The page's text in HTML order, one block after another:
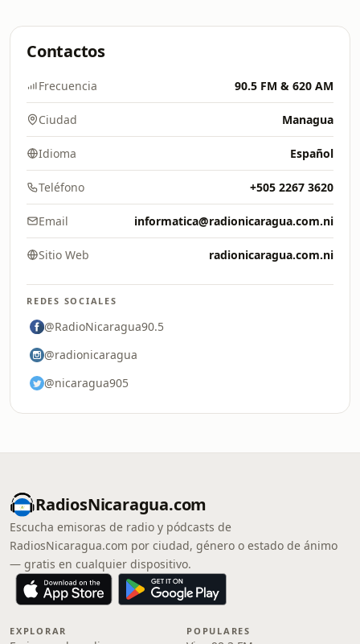
Contactos
Frecuencia 90.5 FM & 620 AM
Ciudad Managua
Idioma Español
Teléfono +505 2267 3620
Email informatica@radionicaragua.com.ni
Sitio Web radionicaragua.com.ni
REDES SOCIALES
@RadioNicaragua90.5
@radionicaragua
@nicaragua905
RadiosNicaragua.com
Escucha emisoras de radio y pódcasts de
RadiosNicaragua.com por ciudad, género o estado de ánimo
— gratis en cualquier dispositivo.
EXPLORAR POPULARES